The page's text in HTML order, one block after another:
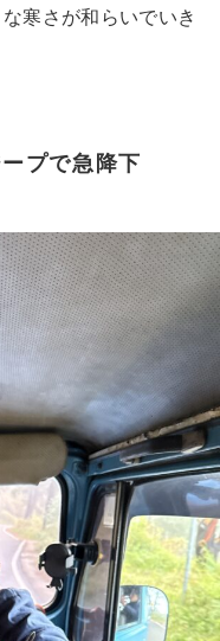
寒さが和らいでいき
プで急降下